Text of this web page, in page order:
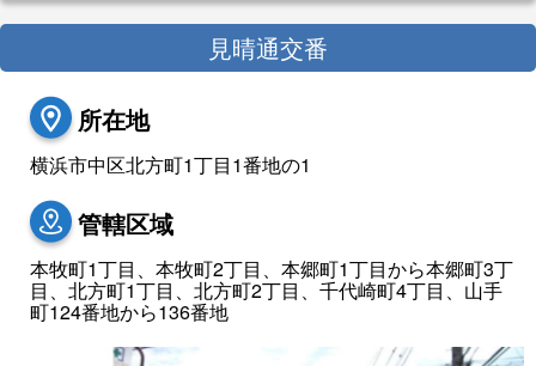
見晴通交番
所在地
横浜市中区北方町1丁目1番地の1
管轄区域
本牧町1丁目、本牧町2丁目、本郷町1丁目から本郷町3丁
目、北方町1丁目、北方町2丁目、千代崎町4丁目、山手
町124番地から136番地